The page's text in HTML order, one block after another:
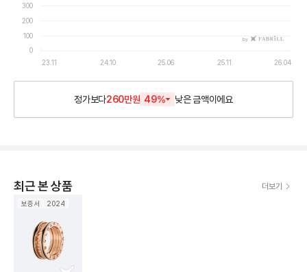
0
100
200
300
23.11 24.10 25.06 25.11 26.04
by
정가보다260만원 49% 낮은금액이에요
최근 본 상품 더보기
보증서 2024